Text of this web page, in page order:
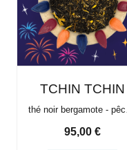
TCHIN TCHIN
Prix
95,00 €